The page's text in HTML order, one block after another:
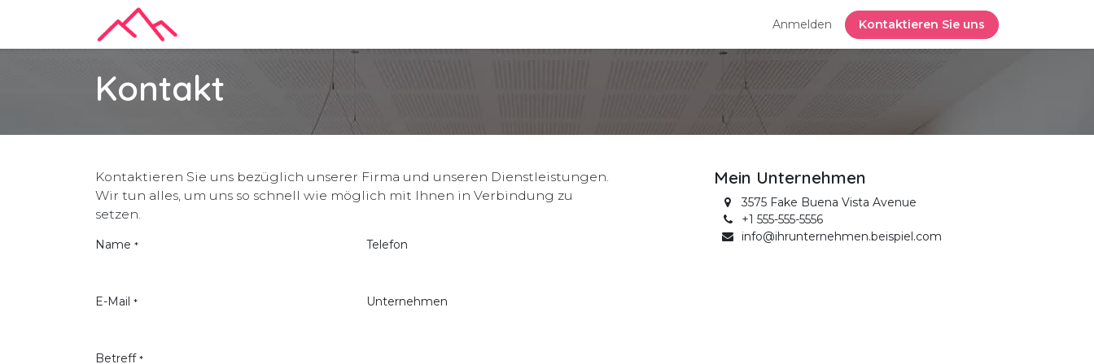
Anmelden Kontaktieren Sie uns
Kontakt
Kontaktieren Sie uns bezüglich unserer Firma und unseren Dienstleistungen.
Wir tun alles, um uns so schnell wie möglich mit Ihnen in Verbindung zu
setzen.
Name * Telefon
E-Mail * Unternehmen
Betreff *
Mein Unternehmen
3575 Fake Buena Vista Avenue
+1 555-555-5556
info@ihrunternehmen.beispiel.com